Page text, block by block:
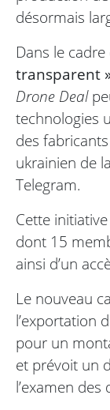
désormais
Dans le cadre
transparent
Drone Deal
technologies
des
ukrainien de
Telegram.
Cette
dont 15
ainsi d’un
Le nouveau
l’exportation
pour un
et prévoit un
l’examen